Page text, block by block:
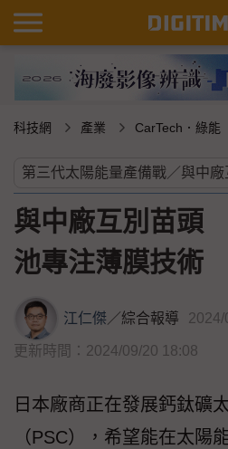
科技網 產業 CarTech．綠能
與中廠互別苗頭
池專注薄膜技術
江仁傑／綜合報導 2024/
更新時間：2024/09/20 18:08
日本廠商正在發展鈣鈦礦
（PSC），希望能在太陽